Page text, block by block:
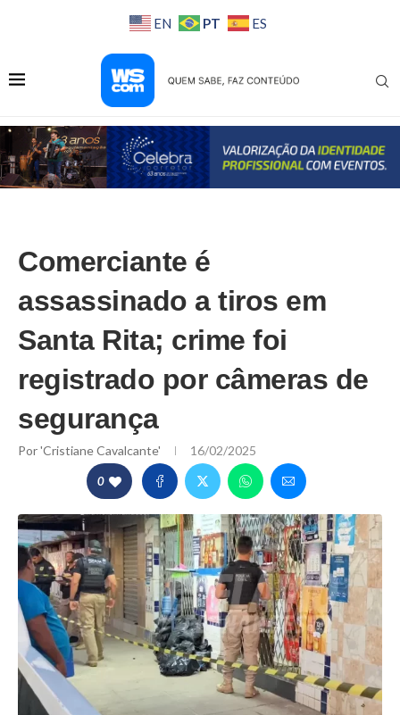
EN PT ES
Comerciante é
assassinado a tiros em
Santa Rita; crime foi
registrado por câmeras de
segurança
Por'Cristiane Cavalcante' 16/02/2025
0